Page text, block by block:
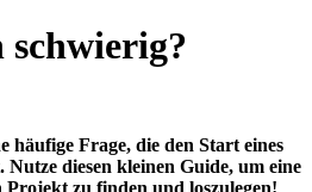
schwierig?
häufige Frage, die den Start eines
diesen kleinen Guide, um eine
zu finden und loszulegen!